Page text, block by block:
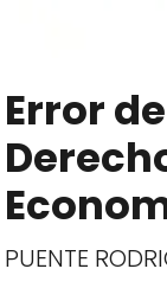
Error
PUENTE